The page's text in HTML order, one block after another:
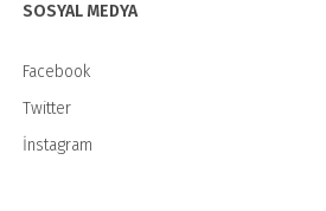
SOSYAL MEDYA
Facebook
Twitter
İnstagram